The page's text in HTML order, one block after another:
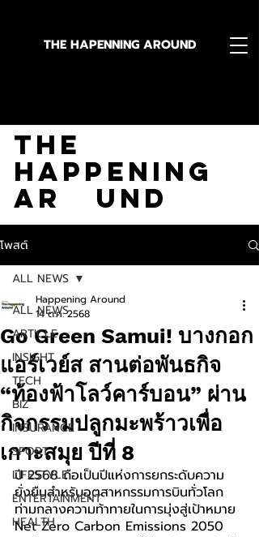
THE HAPENNING AROUND
The
Happening
Ar und
โพสต์
ALL NEWS
ARTICLE
INSIGHT
TECH
BIZ
INSURANCE
SPORT
LIFESTYLE
ENTERTAINMENT
HEALTH
ALL NEWS
Go Green Samui! บางกอก
แอร์เวย์ส สานต่อพันธกิจ
“ท้องฟ้าโลว์คาร์บอน” ผ่าน
กิจกรรมปลูกมะพร้าวเพื่อ
เกาะสมุย ปีที่ 8
Happening Around
14 ต.ค. 2568
ปี 2568 ถือเป็นปีแห่งการยกระดับความ
ยั่งยืนสำหรับอุตสาหกรรมการบินทั่วโลก
ท่ามกลางความท้าทายในการมุ่งสู่เป้าหมาย
Net Zero Carbon Emissions 2050